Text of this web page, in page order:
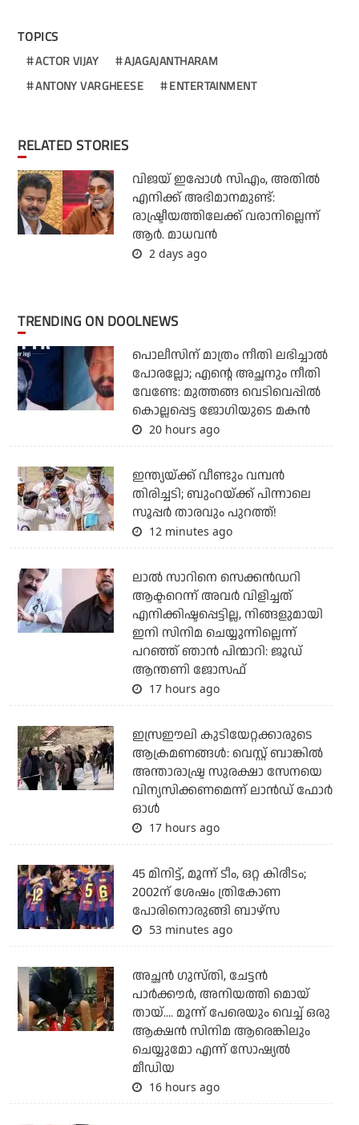
TOPICS
ACTOR VIJAY
AJAGAJANTHARAM
ANTONY VARGHEESE
ENTERTAINMENT
RELATED STORIES
വിജയ് ഇപ്പോൾ സിഎം, അതിൽ
എനിക്ക് അഭിമാനമുണ്ട്:
രാഷ്ട്രീയത്തിലേക്ക് വരാനില്ലെന്ന്
ആർ. മാധവൻ
2 days ago
TRENDING ON DOOLNEWS
പൊലീസിന് മാത്രം നീതി ലഭിച്ചാല്‍
പോരല്ലോ; എന്റെ അച്ഛനും നീതി
വേണ്ടേ: മുത്തങ്ങ വെടിവെപ്പില്‍
കൊല്ലപ്പെട്ട ജോഗിയുടെ മകന്‍
20 hours ago
ഇന്ത്യയ്ക്ക് വീണ്ടും വമ്പന്‍
തിരിച്ചടി; ബുംറയ്ക്ക് പിന്നാലെ
സൂപ്പര്‍ താരവും പുറത്ത്!
12 minutes ago
ലാല്‍ സാറിനെ സെക്കന്‍ഡറി
ആക്ടറെന്ന് അവര്‍ വിളിച്ചത്
എനിക്കിഷ്ടപ്പെട്ടില്ല, നിങ്ങളുമായി
ഇനി സിനിമ ചെയ്യുന്നില്ലെന്ന്
പറഞ്ഞ് ഞാന്‍ പിന്മാറി: ജൂഡ്
ആന്തണി ജോസഫ്
17 hours ago
ഇസ്രഈലി കുടിയേറ്റക്കാരുടെ
ആക്രമണങ്ങള്‍: വെസ്റ്റ് ബാങ്കില്‍
അന്താരാഷ്ട്ര സുരക്ഷാ സേനയെ
വിന്യസിക്കണമെന്ന് ലാന്‍ഡ് ഫോര്‍
ഓള്‍
17 hours ago
45 മിനിട്ട്, മൂന്ന് ടീം, ഒറ്റ കിരീടം;
2002ന് ശേഷം ത്രികോണ
പോരിനൊരുങ്ങി ബാഴ്‌സ
53 minutes ago
അച്ഛന്‍ ഗുസ്തി, ചേട്ടന്‍
പാര്‍ക്കൗര്‍, അനിയത്തി മൊയ്
തായ്.... മൂന്ന് പേരെയും വെച്ച് ഒരു
ആക്ഷന്‍ സിനിമ ആരെങ്കിലും
ചെയ്യുമോ എന്ന് സോഷ്യല്‍
മീഡിയ
16 hours ago